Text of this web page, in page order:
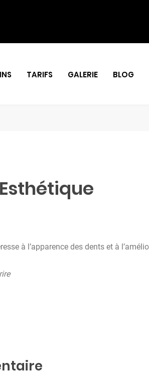
TARIFS GALERIE BLOG
à l’apparence des dents et à